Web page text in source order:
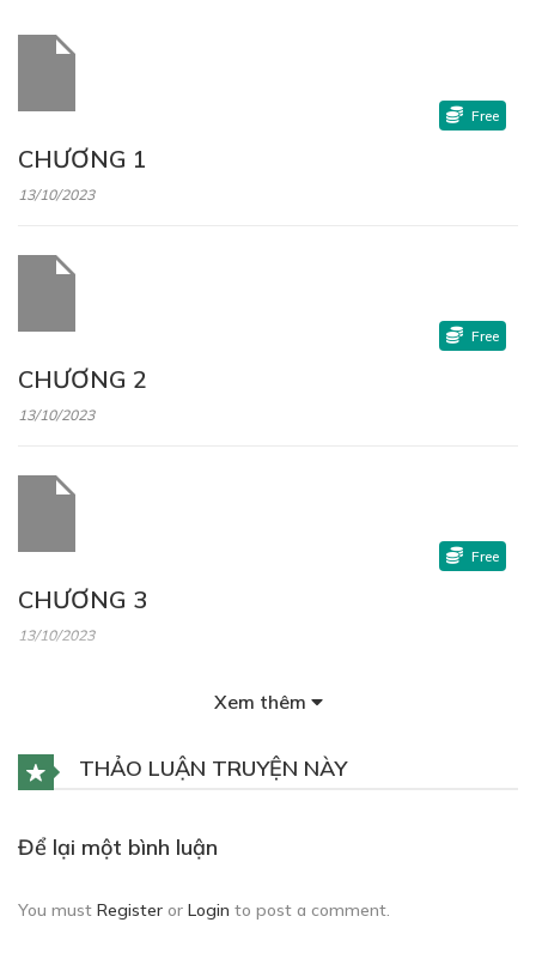
CHƯƠNG 1
13/10/2023
Free
CHƯƠNG 2
13/10/2023
Free
CHƯƠNG 3
13/10/2023
Free
13/10/2023
Xem thêm
THẢO LUẬN TRUYỆN NÀY
Để lại một bình luận
You must Register or Login to post a comment.